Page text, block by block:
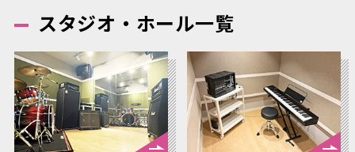
スタジオ・ホール一覧